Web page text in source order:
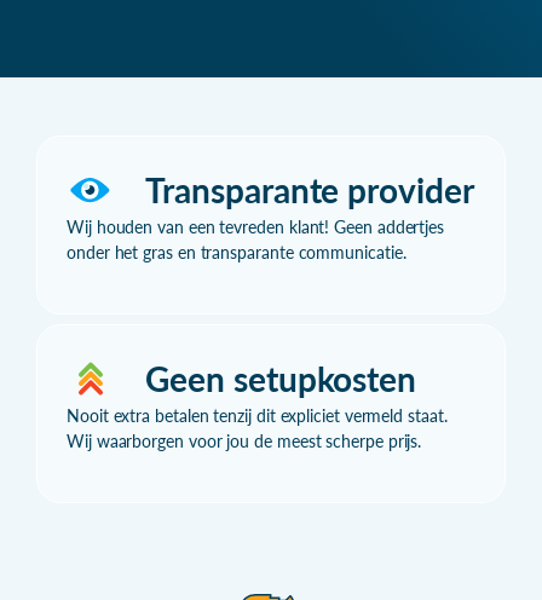
Transparante provider
Wij houden van een tevreden klant! Geen addertjes
onder het gras en transparante communicatie.
Geen setupkosten
Nooit extra betalen tenzij dit expliciet vermeld staat.
Wij waarborgen voor jou de meest scherpe prijs.